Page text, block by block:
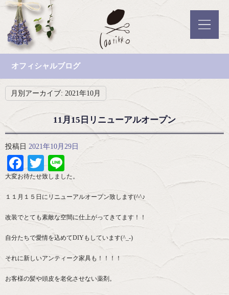
オフィシャルブログ
月別アーカイブ: 2021年10月
11月15日リニューアルオープン
投稿日 2021年10月29日
Facebook
Twitter
大変お待たせ致しました。
１１月１５日にリニューアルオープン致します(^^♪
改装でとても素敵な空間に仕上がってきてます！！
自分たちで愛情を込めてDIYもしています(^_-)
それに新しいアンティーク家具も！！！！
お客様の髪や頭皮を老化させない薬剤。